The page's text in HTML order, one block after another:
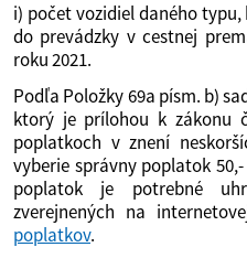
i) počet vozidiel daného
do prevádzky v cestnej
roku 2021.
Podľa Položky 69a písm. b)
ktorý je prílohou k zákonu
poplatkoch v znení
vyberie správny poplatok
poplatok je potrebné
zverejnených na
poplatkov.